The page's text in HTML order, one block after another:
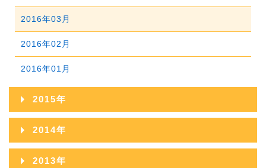
2018年01月
2017年02月
2017年01月
2016年03月
2016年02月
2016年01月
2015年
2015年12月
2015年11月
2014年
2014年12月
2013年